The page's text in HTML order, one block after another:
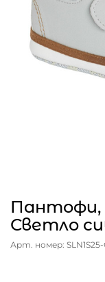
Пантофи,
Светло
Арт. номер: SLN1S25-